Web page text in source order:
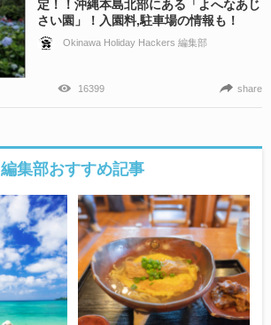
定！！沖縄本島北部にある「よへなあじ
さい園」！入園料,駐車場の情報も！
Okinawa Holiday Hackers 編集部
16399 share
編集部おすすめ記事